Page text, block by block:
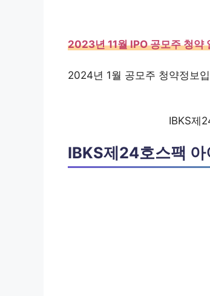
2023년 11월 IPO 공모주 청약
2024년 1월 공모주 청약정보
IBKS제
IBKS제24호스팩